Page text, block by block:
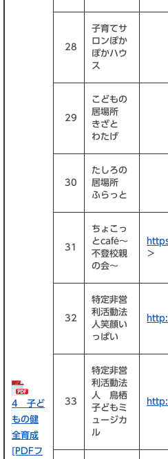
4 子ど
もの健
全育成
[PDFフ
28
子育てサ
ロンぽか
ぽかハウ
ス
29
こどもの
居場所
きざと
わたげ
30
たしろの
居場所
ふらっと
31
ちょこっ
とcafé～
不登校親
の会～
＞
32
特定非営
利活動法
人笑顔い
っぱい
33
特定非営
利活動法
人 鳥栖
子どもミ
ュージカ
ル